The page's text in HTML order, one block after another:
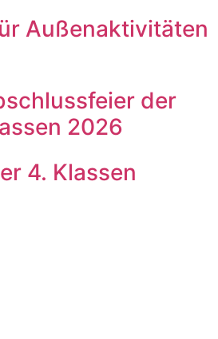
Außenaktivitäten
der
2026
4. Klassen